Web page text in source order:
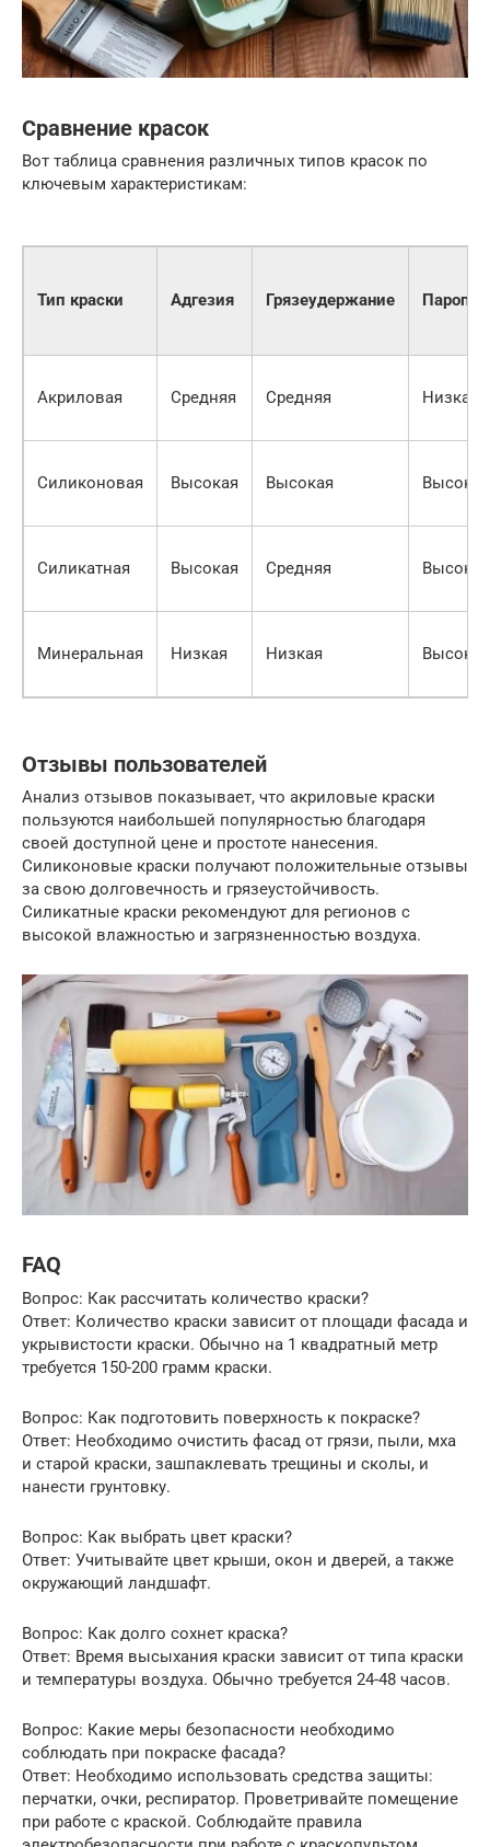
Сравнение красок
Вот таблица сравнения различных типов красок по
ключевым характеристикам:
Тип краски Адгезия Грязеудержание
Акриловая Средняя Средняя Низкая
Силиконовая Высокая Высокая Высокая
Силикатная Высокая Средняя Высокая
Минеральная Низкая Низкая Высокая
Отзывы пользователей
Анализ отзывов показывает, что акриловые краски
пользуются наибольшей популярностью благодаря
своей доступной цене и простоте нанесения.
Силиконовые краски получают положительные отзывы
за свою долговечность и грязеустойчивость.
Силикатные краски рекомендуют для регионов с
высокой влажностью и загрязненностью воздуха.
FAQ
Вопрос: Как рассчитать количество краски?
Ответ: Количество краски зависит от площади фасада и
укрывистости краски. Обычно на 1 квадратный метр
требуется 150-200 грамм краски.
Вопрос: Как подготовить поверхность к покраске?
Ответ: Необходимо очистить фасад от грязи, пыли, мха
и старой краски, зашпаклевать трещины и сколы, и
нанести грунтовку.
Вопрос: Как выбрать цвет краски?
Ответ: Учитывайте цвет крыши, окон и дверей, а также
окружающий ландшафт.
Вопрос: Как долго сохнет краска?
Ответ: Время высыхания краски зависит от типа краски
и температуры воздуха. Обычно требуется 24-48 часов.
Вопрос: Какие меры безопасности необходимо
соблюдать при покраске фасада?
Ответ: Необходимо использовать средства защиты:
перчатки, очки, респиратор. Проветривайте помещение
при работе с краской. Соблюдайте правила